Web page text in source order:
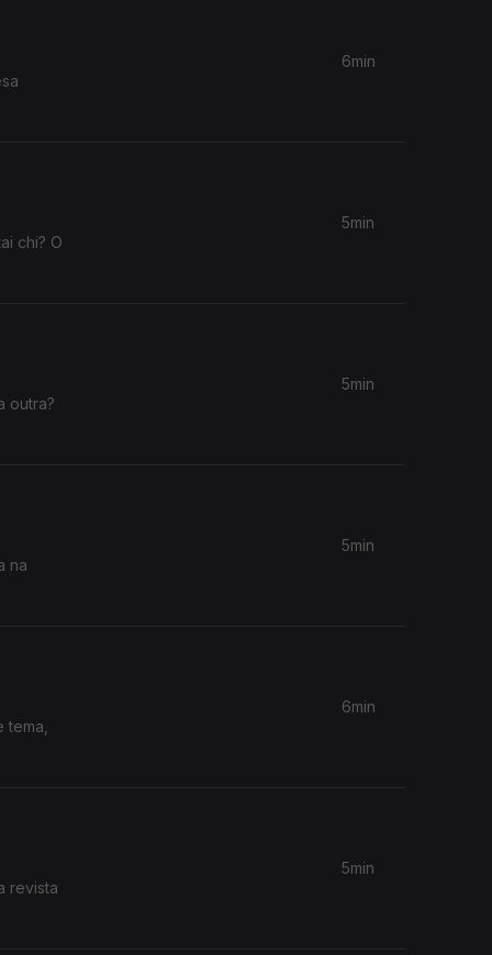
6min
chi? O
5min
outra?
5min
na
5min
6min
revista
5min